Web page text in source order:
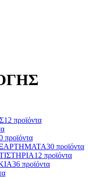
12 προϊόντα
προϊόντα
30 προϊόντα
12 προϊόντα
36 προϊόντα